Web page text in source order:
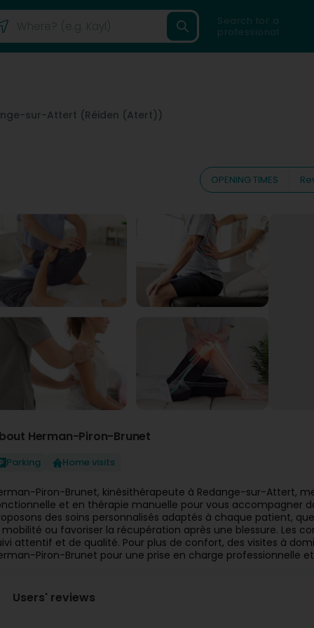
Search for a
professional
sur-Attert (Réiden (Atert))
OPENING TIMES
Herman-Piron-Brunet
Parking Home visits
Piron-Brunet, kinésithérapeute à Redange-sur-Attert,
et en thérapie manuelle pour vous accompagner
des soins personnalisés adaptés à chaque patient,
mobilité ou favoriser la récupération après une blessure. Les
attentif et de qualité. Pour plus de confort, des visites à
Piron-Brunet pour une prise en charge professionnelle
Users' reviews